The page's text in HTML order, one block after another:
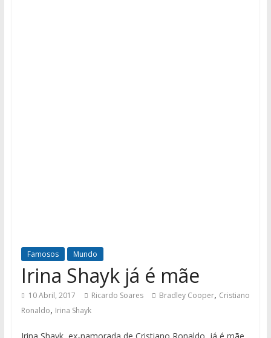
Famosos Mundo
Irina Shayk já é mãe
10 Abril, 2017 Ricardo Soares Bradley Cooper, Cristiano
Ronaldo, Irina Shayk